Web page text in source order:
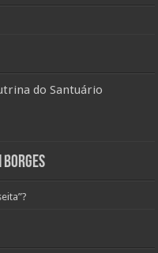
do Santuário